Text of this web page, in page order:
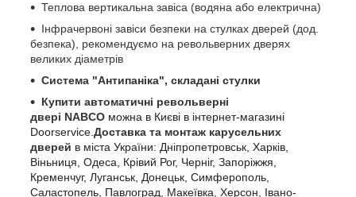
Теплова вертикальна завіса (водяна або електрична)
Інфрачервоні завіси безпеки на стулках дверей (дод.
безпека), рекомендуємо на револьверних дверях
великих діаметрів
Система "Антипаніка", складані стулки
Купити автоматичні револьверні
двері NABCO можна в Києві в інтернет-магазині
Doorservice Доставка та монтаж карусельних
дверей в міста України: Дніпропетровськ, Харків,
Віньниця, Одеса, Крівий Рог, Черніг, Запоріжжя,
Кременчуг, Луганськ, Донецьк, Симферополь,
Саластопель, Павлоград, Макеївка, Херсон, Івано-